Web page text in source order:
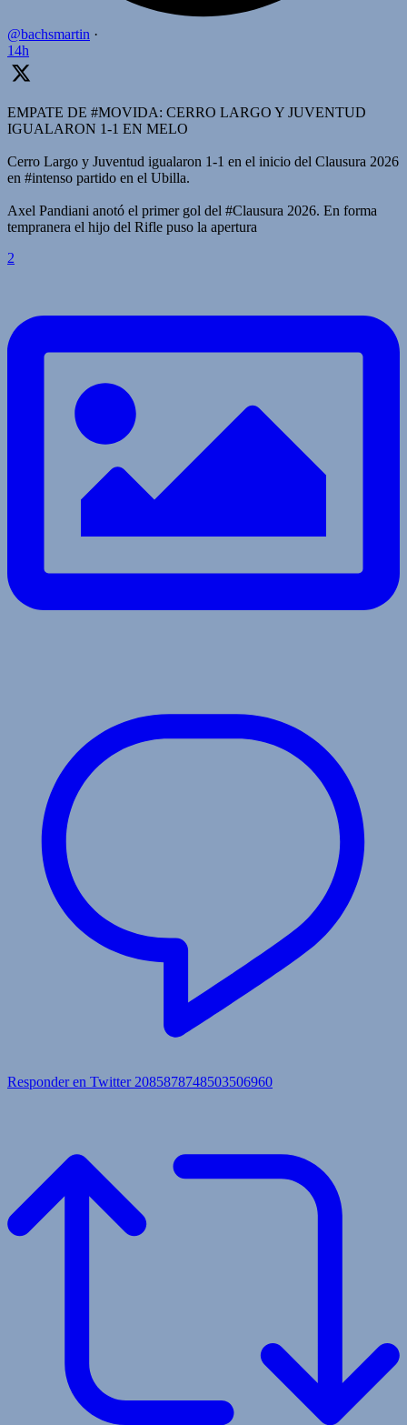
@bachsmartin ·
14h
EMPATE DE #MOVIDA: CERRO LARGO Y JUVENTUD
IGUALARON 1-1 EN MELO
Cerro Largo y Juventud igualaron 1-1 en el inicio del Clausura 2026
en #intenso partido en el Ubilla.
Axel Pandiani anotó el primer gol del #Clausura 2026. En forma
tempranera el hijo del Rifle puso la apertura
2
Responder en Twitter 2085878748503506960